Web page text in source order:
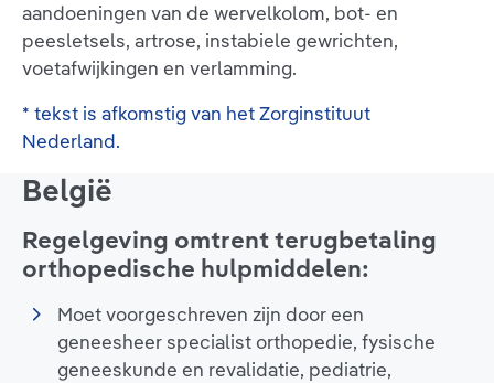
aandoeningen van de wervelkolom, bot- en
peesletsels, artrose, instabiele gewrichten,
voetafwijkingen en verlamming.
* tekst is afkomstig van het Zorginstituut
Nederland.
België
Regelgeving omtrent terugbetaling
orthopedische hulpmiddelen:
Moet voorgeschreven zijn door een
geneesheer specialist orthopedie, fysische
geneeskunde en revalidatie, pediatrie,